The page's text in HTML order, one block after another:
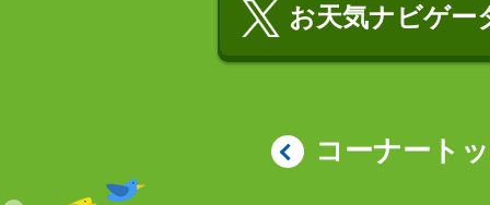
お天気ナビゲー
コーナート